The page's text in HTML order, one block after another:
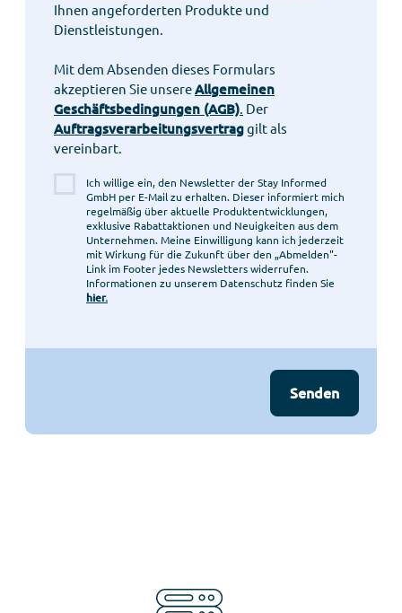
Ihnen angeforderten Produkte und
Dienstleistungen.
Mit dem Absenden dieses Formulars
akzeptieren Sie unsereAllgemeinen
Geschäftsbedingungen (AGB). Der
Auftragsverarbeitungsvertraggilt als
vereinbart.
Ich willige ein, den Newsletter der Stay Informed
GmbH per E-Mail zu erhalten. Dieser informiert mich
regelmäßig über aktuelle Produktentwicklungen,
exklusive Rabattaktionen und Neuigkeiten aus dem
Unternehmen. Meine Einwilligung kann ich jederzeit
mit Wirkung für die Zukunft über den „Abmelden"-
Link im Footer jedes Newsletters widerrufen.
Informationen zu unserem Datenschutz finden Sie
hier.